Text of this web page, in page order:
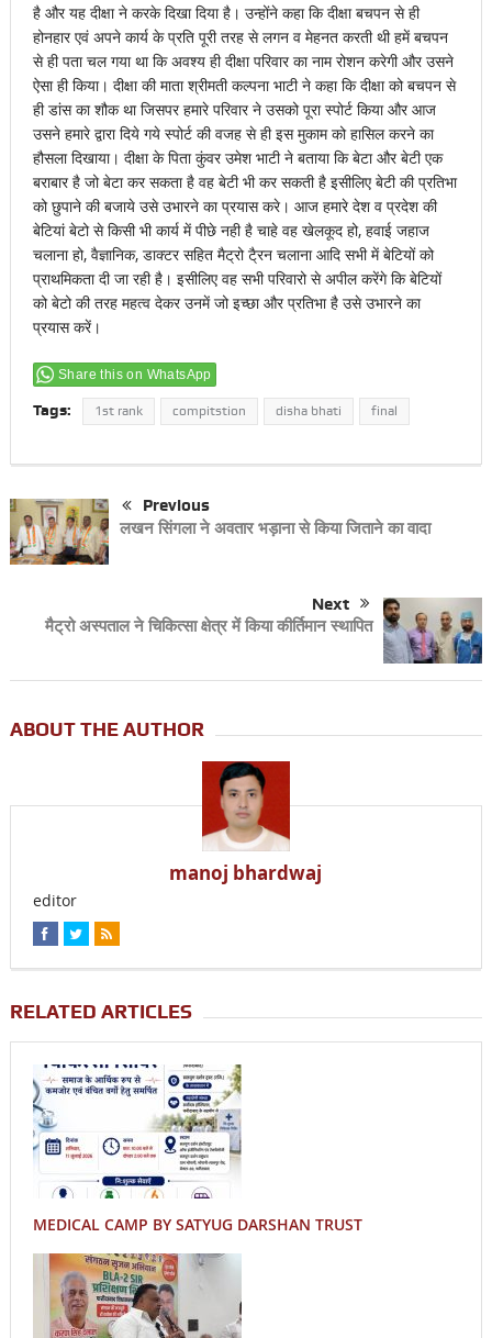
है और यह दीक्षा ने करके दिखा दिया है। उन्होंने कहा कि दीक्षा बचपन से ही
होनहार एवं अपने कार्य के प्रति पूरी तरह से लगन व मेहनत करती थी हमें बचपन
से ही पता चल गया था कि अवश्य ही दीक्षा परिवार का नाम रोशन करेगी और उसने
ऐसा ही किया। दीक्षा की माता श्रीमती कल्पना भाटी ने कहा कि दीक्षा को बचपन से
ही डांस का शौक था जिसपर हमारे परिवार ने उसको पूरा स्पोर्ट किया और आज
उसने हमारे द्वारा दिये गये स्पोर्ट की वजह से ही इस मुकाम को हासिल करने का
हौसला दिखाया। दीक्षा के पिता कुंवर उमेश भाटी ने बताया कि बेटा और बेटी एक
बराबार है जो बेटा कर सकता है वह बेटी भी कर सकती है इसीलिए बेटी की प्रतिभा
को छुपाने की बजाये उसे उभारने का प्रयास करे। आज हमारे देश व प्रदेश की
बेटियां बेटो से किसी भी कार्य में पीछे नही है चाहे वह खेलकूद हो, हवाई जहाज
चलाना हो, वैज्ञानिक, डाक्टर सहित मैट्रो टै्रन चलाना आदि सभी में बेटियों को
प्राथमिकता दी जा रही है। इसीलिए वह सभी परिवारो से अपील करेंगे कि बेटियों
को बेटो की तरह महत्व देकर उनमें जो इच्छा और प्रतिभा है उसे उभारने का
प्रयास करें।
Share this on WhatsApp
Tags: 1st rank compitstion disha bhati final
Previous
लखन सिंगला ने अवतार भड़ाना से किया जिताने का वादा
Next
मैट्रो अस्पताल ने चिकित्सा क्षेत्र में किया कीर्तिमान स्थापित
ABOUT THE AUTHOR
manoj bhardwaj
editor
RELATED ARTICLES
MEDICAL CAMP BY SATYUG DARSHAN TRUST